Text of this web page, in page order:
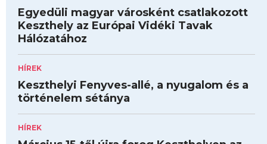
Egyedüli magyar városként csatlakozott
Keszthely az Európai Vidéki Tavak
Hálózatához
HÍREK
Keszthelyi Fenyves-allé, a nyugalom és a
történelem sétánya
HÍREK